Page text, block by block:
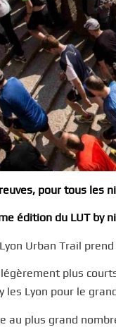
pour tous les
édition du LUT by
Urban Trail
plus
les Lyon pour le
au plus grand